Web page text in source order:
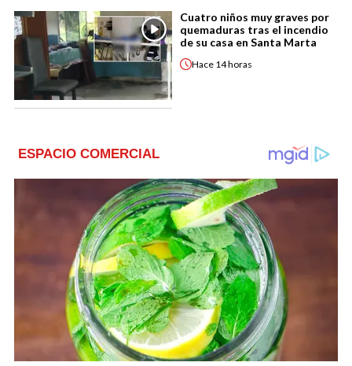
Cuatro niños muy graves por
quemaduras tras el incendio
de su casa en Santa Marta
Hace 14 horas